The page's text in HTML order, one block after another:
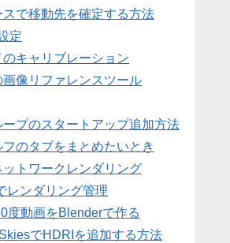
スで移動先を確定する方法
定
のキャリブレーション
画像リファレンスツール
ープのスタートアップ追加方法
フのタブをまとめたいとき
ットワークレンダリング
レンダリング管理
度動画をBlenderで作る
でHDRIを追加する方法